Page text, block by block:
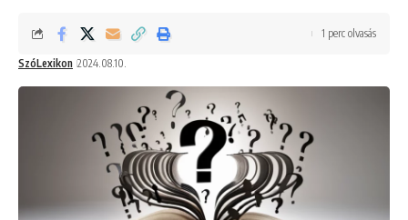
SzóLexikon 2024.08.10.
1 perc olvasás